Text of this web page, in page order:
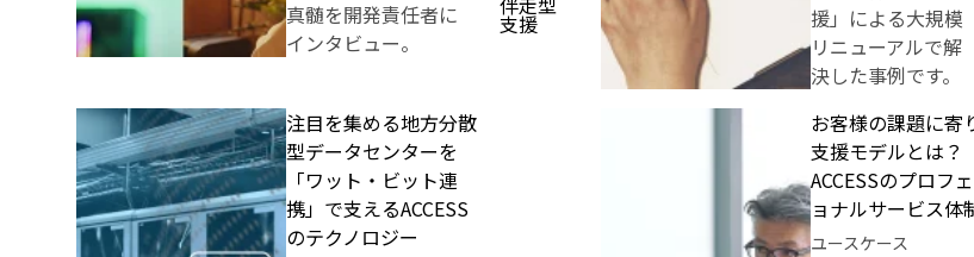
真髄を開発責任者に
インタビュー。
支援
援」による大規模
リニューアルで解
決した事例です。
注目を集める地方分散
型データセンターを
「ワット・ビット連
携」で支えるACCESS
のテクノロジー
お客様の課題に寄
支援モデルとは？
ACCESSのプロフ
ョナルサービス体
ユースケース